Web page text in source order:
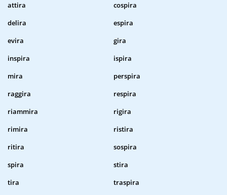
attira
cospira
delira
espira
evira
gira
inspira
ispira
mira
perspira
raggira
respira
riammira
rigira
rimira
ristira
ritira
sospira
spira
stira
tira
traspira